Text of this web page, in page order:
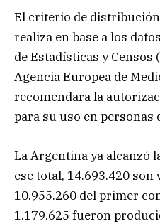
El criterio de
realiza en base a los
de Estadísticas y Censos
Agencia Europea de
recomendara la
para su uso en personas
La Argentina ya alcanzó
ese total, 14.693.420 son
10.955.260 del primer
1.179.625 fueron